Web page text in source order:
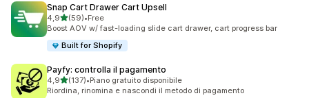
Snap Cart Drawer Cart Upsell
4,9stelle su 5
(59)
59 recensioni totali
•Free
Boost AOV w/ fast-loading slide cart drawer, cart progress bar
Built for Shopify
Payfy: controlla il pagamento
4,9stelle su 5
(137)
137 recensioni totali
•Piano gratuito disponibile
Riordina, rinomina e nascondi il metodo di pagamento